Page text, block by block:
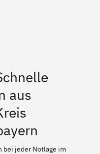
aus
bei jeder Notlage im